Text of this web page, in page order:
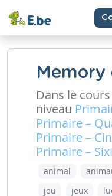
Memory
Dans le cours
niveau
Primaire –
Primaire –
Primaire –
animal
jeu
jeux